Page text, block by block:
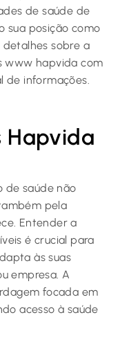
de saúde de
sua posição como
detalhes sobre a
www hapvida com
de informações.
Hapvida
de saúde não
pela
Entender a
é crucial para
às suas
empresa. A
focada em
acesso à saúde